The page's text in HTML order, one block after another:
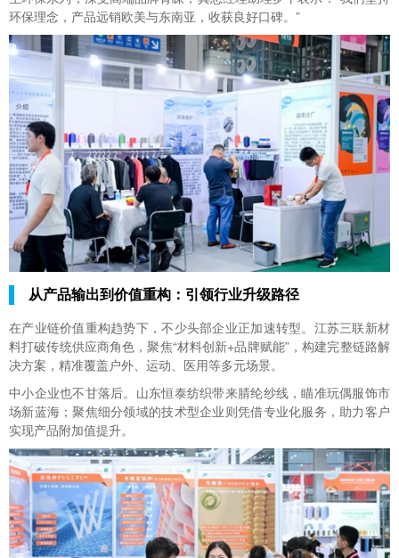
环保理念，产品远销欧美与东南亚，收获良好口碑。”
从产品输出到价值重构：引领行业升级路径
在产业链价值重构趋势下，不少头部企业正加速转型。江苏三联新材
料打破传统供应商角色，聚焦“材料创新+品牌赋能”，构建完整链路解
决方案，精准覆盖户外、运动、医用等多元场景。
中小企业也不甘落后。山东恒泰纺织带来腈纶纱线，瞄准玩偶服饰市
场新蓝海；聚焦细分领域的技术型企业则凭借专业化服务，助力客户
实现产品附加值提升。